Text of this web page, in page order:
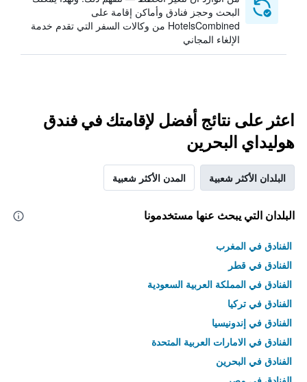
البحث وحجز فنادق وأماكن إقامة على
HotelsCombined من وكالات السفر التي تقدم خدمة
الإلغاء المجاني
اعثر على نتائج أفضل لإقامتك في فندق
هوليداي البحرين
البلدان الأكثر شعبية المدن الأكثر شعبية
البلدان التي يبحث عنها مستخدمونا
الفنادق في المغرب
الفنادق في قطر
الفنادق في المملكة العربية السعودية
الفنادق في تركيا
الفنادق في إندونيسيا
الفنادق في الامارات العربية المتحدة
الفنادق في البحرين